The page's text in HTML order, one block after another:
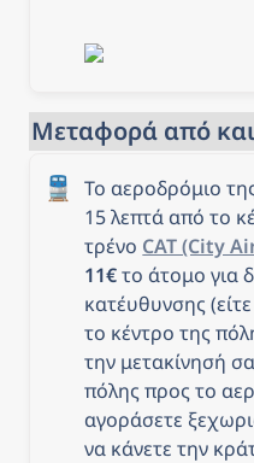
Μεταφορά από
🚆
Το αεροδρόμιο
15 λεπτά από το
τρένο CAT (City
11€ το άτομο για
κατέυθυνσης
το κέντρο της
την μετακίνησή
πόλης προς το
αγοράσετε
να κάνετε την